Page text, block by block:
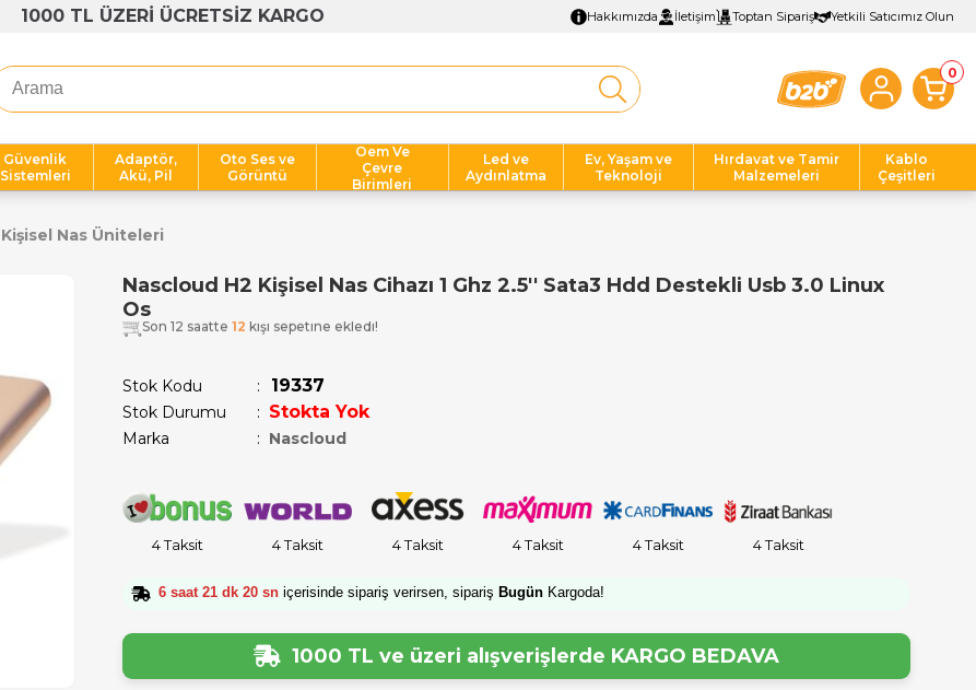
1000 TL ÜZERİ ÜCRETSİZ KARGO Hakkımızda İletişim Toptan Sipariş Yetkili Satıcımız Olun
0
Güvenlik
Sistemleri
Adaptör,
Akü, Pil
Oto Ses ve
Görüntü
Oem Ve
Çevre
Birimleri
Led ve
Aydınlatma
Ev, Yaşam ve
Teknoloji
Hırdavat ve Tamir
Malzemeleri
Kablo
Çeşitleri
Kişisel Nas Üniteleri
Nascloud H2 Kişisel Nas Cihazı 1 Ghz 2.5'' Sata3 Hdd Destekli Usb 3.0 Linux
Os
Son 12 saatte 12 kişi sepetine ekledi!
Stok Kodu 19337
Stok Durumu : Stokta Yok
Marka : Nascloud
4 Taksit 4 Taksit 4 Taksit 4 Taksit 4 Taksit 4 Taksit
6 saat 21 dk 19 sn içerisinde sipariş verirsen, sipariş Bugün Kargoda!
1000 TL ve üzeri alışverişlerde KARGO BEDAVA